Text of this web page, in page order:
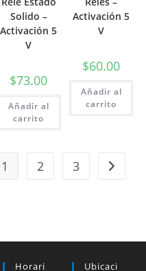
Solido –
Activación 5
V
$73.00
Añadir al
carrito
Activación 5
V
$60.00
Añadir al
carrito
1 2 3
Horari Ubicaci